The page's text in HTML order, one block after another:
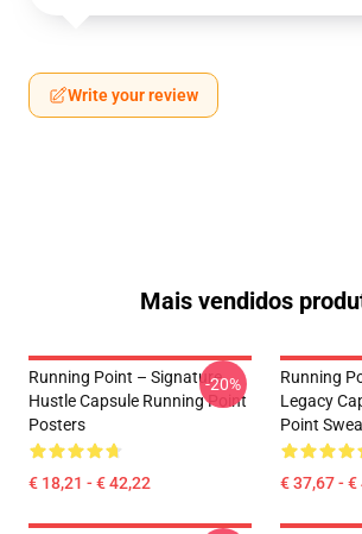
Write your review
Mais vendidos
Running Point – Signature
Hustle Capsule Running Point
Posters
€ 18,21 - € 42,22
-20%
Running
Legacy
Point
€ 37,67 - €